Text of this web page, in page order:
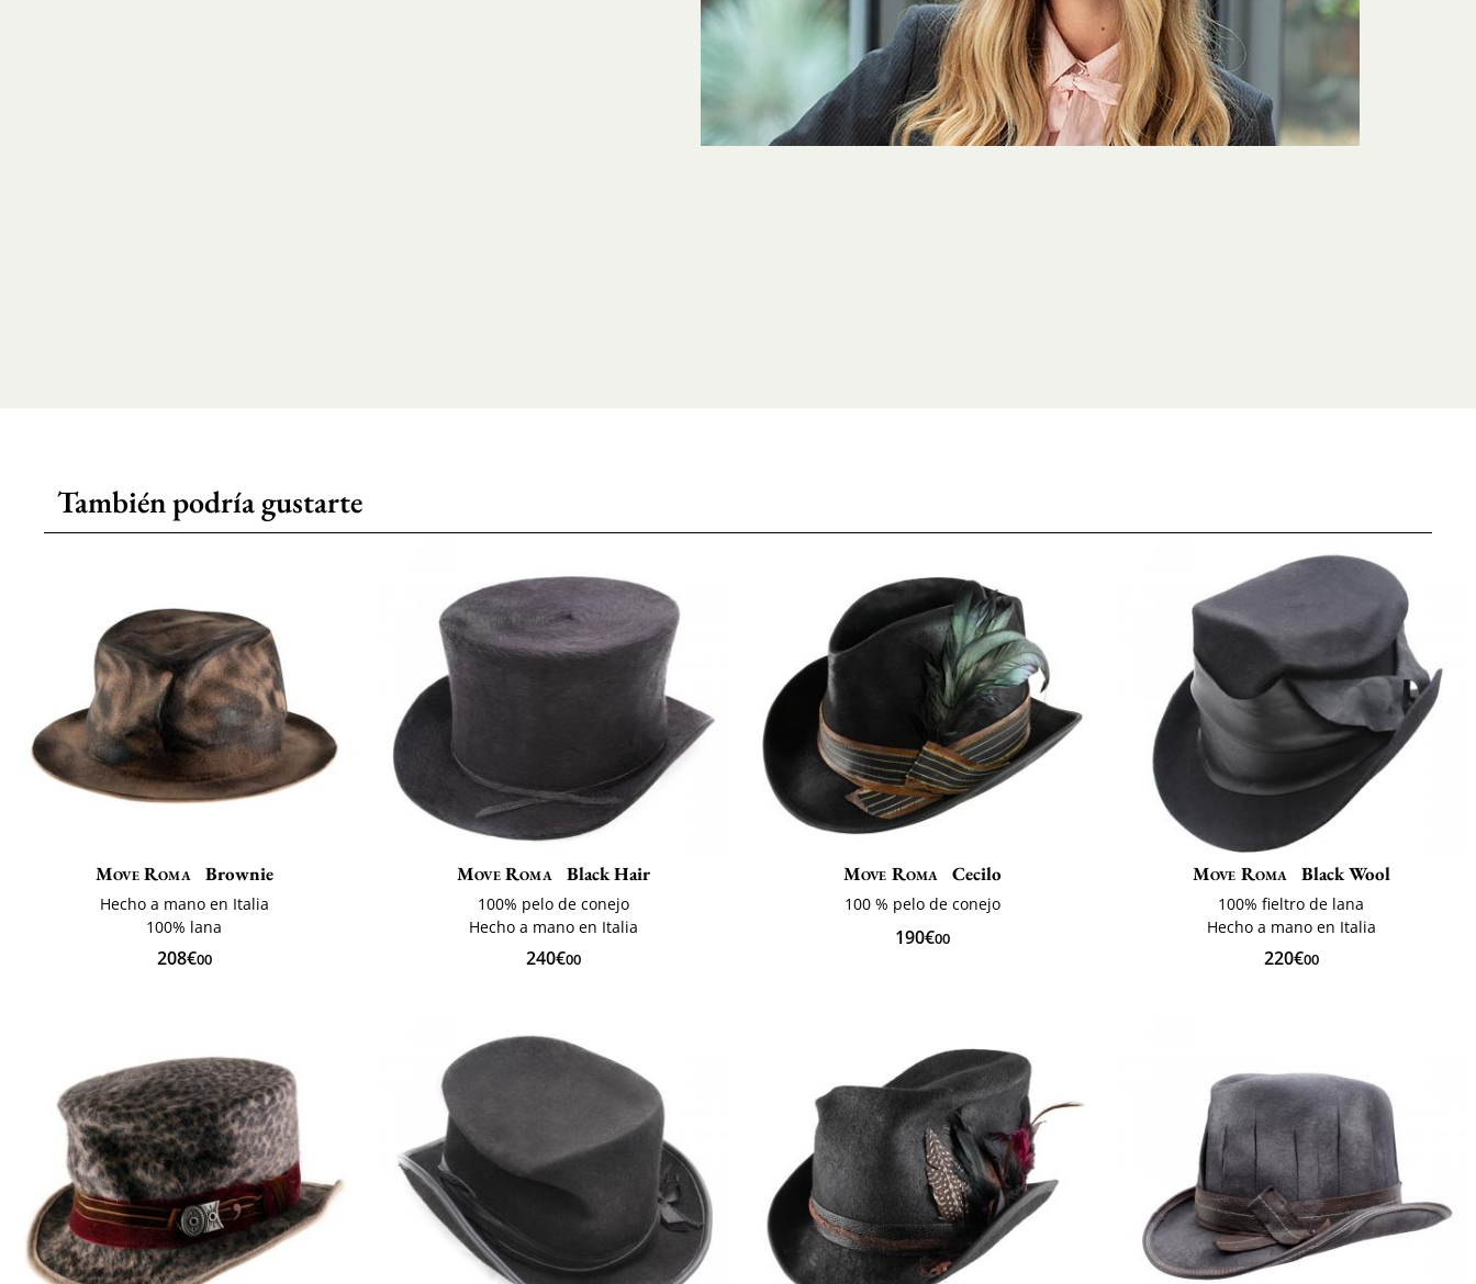
También podría gustarte
Move Roma Brownie
Hecho a mano en Italia
100% lana
208€00
Move Roma Black Hair
100% pelo de conejo
Hecho a mano en Italia
240€00
Move Roma Cecilo
100 % pelo de conejo
190€00
Move Roma Black Wool
100% fieltro de lana
Hecho a mano en Italia
220€00